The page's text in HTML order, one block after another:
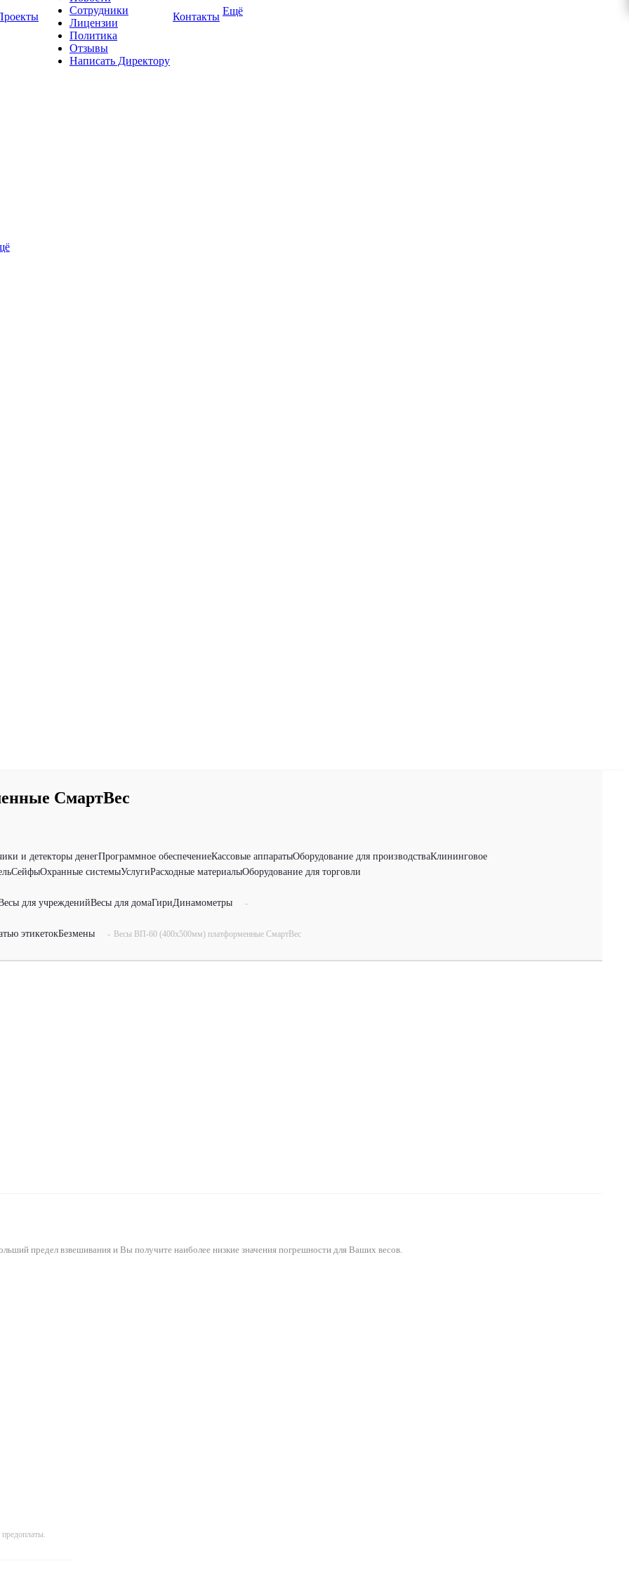
Сотрудники
Лицензии
Политика
Отзывы
Написать Директору
Контакты Ещё
СмартВес
и детекторы денегПрограммное обеспечениеКассовые аппаратыОборудование для производстваКлининговое
СейфыОхранные системыУслугиРасходные материалыОборудование для торговли
для учрежденийВесы для домаГириДинамометры
-
этикетокБезмены - Весы ВП-60 (400х500мм) платформенные СмартВес
предел взвешивания и Вы получите наиболее низкие значения погрешности для Ваших весов.